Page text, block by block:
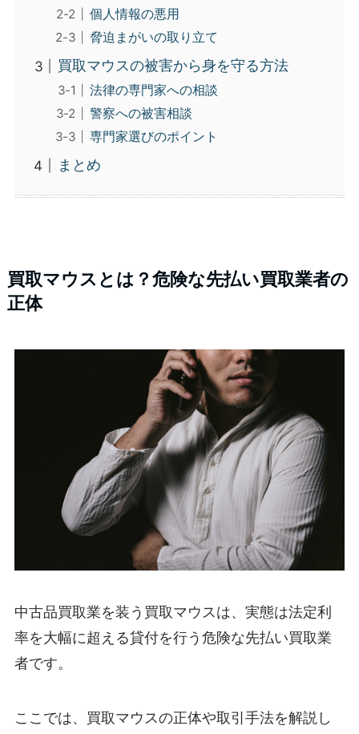
個人情報の悪用
脅迫まがいの取り立て
買取マウスの被害から身を守る方法
法律の専門家への相談
警察への被害相談
専門家選びのポイント
まとめ
買取マウスとは？危険な先払い買取業者の
正体
中古品買取業を装う買取マウスは、実態は法定利
率を大幅に超える貸付を行う危険な先払い買取業
者です。
ここでは、買取マウスの正体や取引手法を解説し